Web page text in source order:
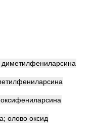
олово оксид